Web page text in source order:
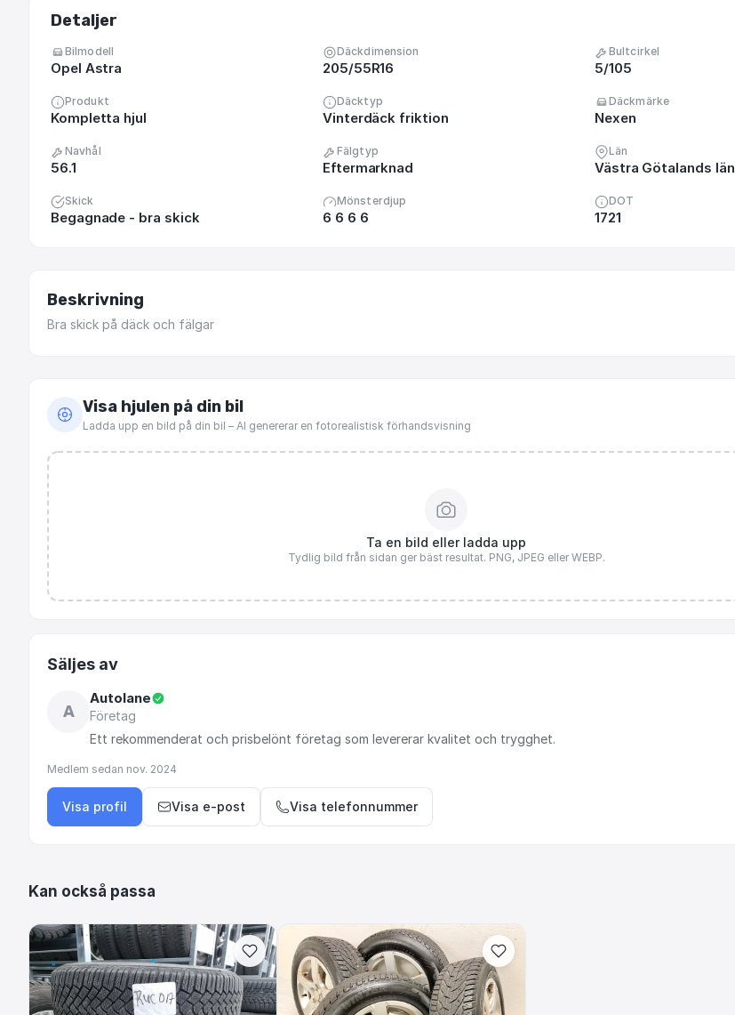
Detaljer
Bilmodell
Opel Astra
Däckdimension
205/55R16
Bultcirkel
5/105
Produkt
Kompletta hjul
Däcktyp
Vinterdäck friktion
Däckmärke
Nexen
Navhål
56.1
Fälgtyp
Eftermarknad
Län
Västra Götalands län
Skick
Begagnade - bra skick
Mönsterdjup
6 6 6 6
DOT
1721
Beskrivning
Bra skick på däck och fälgar
Visa hjulen på din bil
Ladda upp en bild på din bil – AI genererar en fotorealistisk förhandsvisning
Ta en bild eller ladda upp
Tydlig bild från sidan ger bäst resultat. PNG, JPEG eller WEBP.
Säljes av
A
Autolane
Företag
Ett rekommenderat och prisbelönt företag som levererar kvalitet och trygghet.
Medlem sedan nov. 2024
Visa profil Visa e-post Visa telefonnummer
Kan också passa